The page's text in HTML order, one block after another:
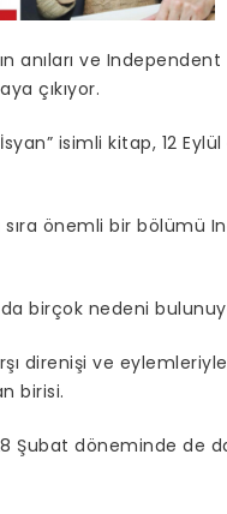
anıları ve
çıkıyor.
isimli kitap, 12
sıra önemli bir bölümü
da birçok nedeni
direnişi ve
birisi.
döneminde de